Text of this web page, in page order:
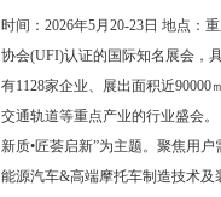
时间：2026年5月20-23日 地点：
协会(UFI)认证的国际知名展会，
有1128家企业、展出面积近
交通轨道等重点产业的行业盛会
新质•匠荟启新”为主题。聚焦用
能源汽车&高端摩托车制造技术及